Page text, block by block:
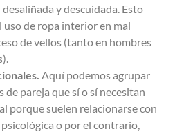
y descuidada. Esto
uso de ropa interior en mal
de vellos (tanto en hombres
Aquí podemos agrupar
de pareja que sí o sí necesitan
porque suelen relacionarse con
o por el contrario,